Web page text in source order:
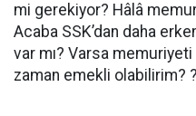
mi gerekiyor? Hâlâ
Acaba SSK’dan daha
var mı? Varsa memuriyeti
zaman emekli olabilirim?